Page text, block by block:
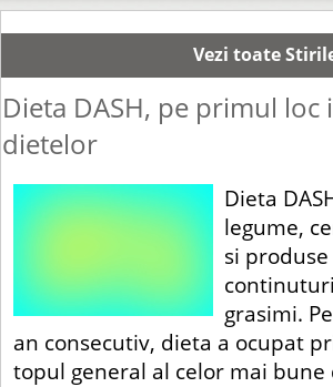
Vezi toate
Dieta DASH, pe primul loc
dietelor
Dieta
legume,
si
grasimi.
an consecutiv, dieta a ocupat
topul general al celor mai